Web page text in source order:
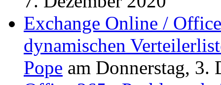
Exchange Online /
dynamischen
Pope am Donnerstag, 3.